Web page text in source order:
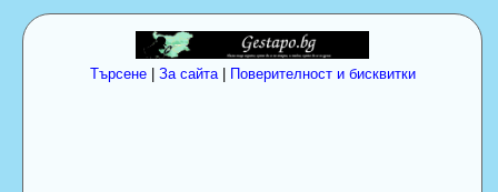
Търсене| За сайта| Поверителност и бисквитки